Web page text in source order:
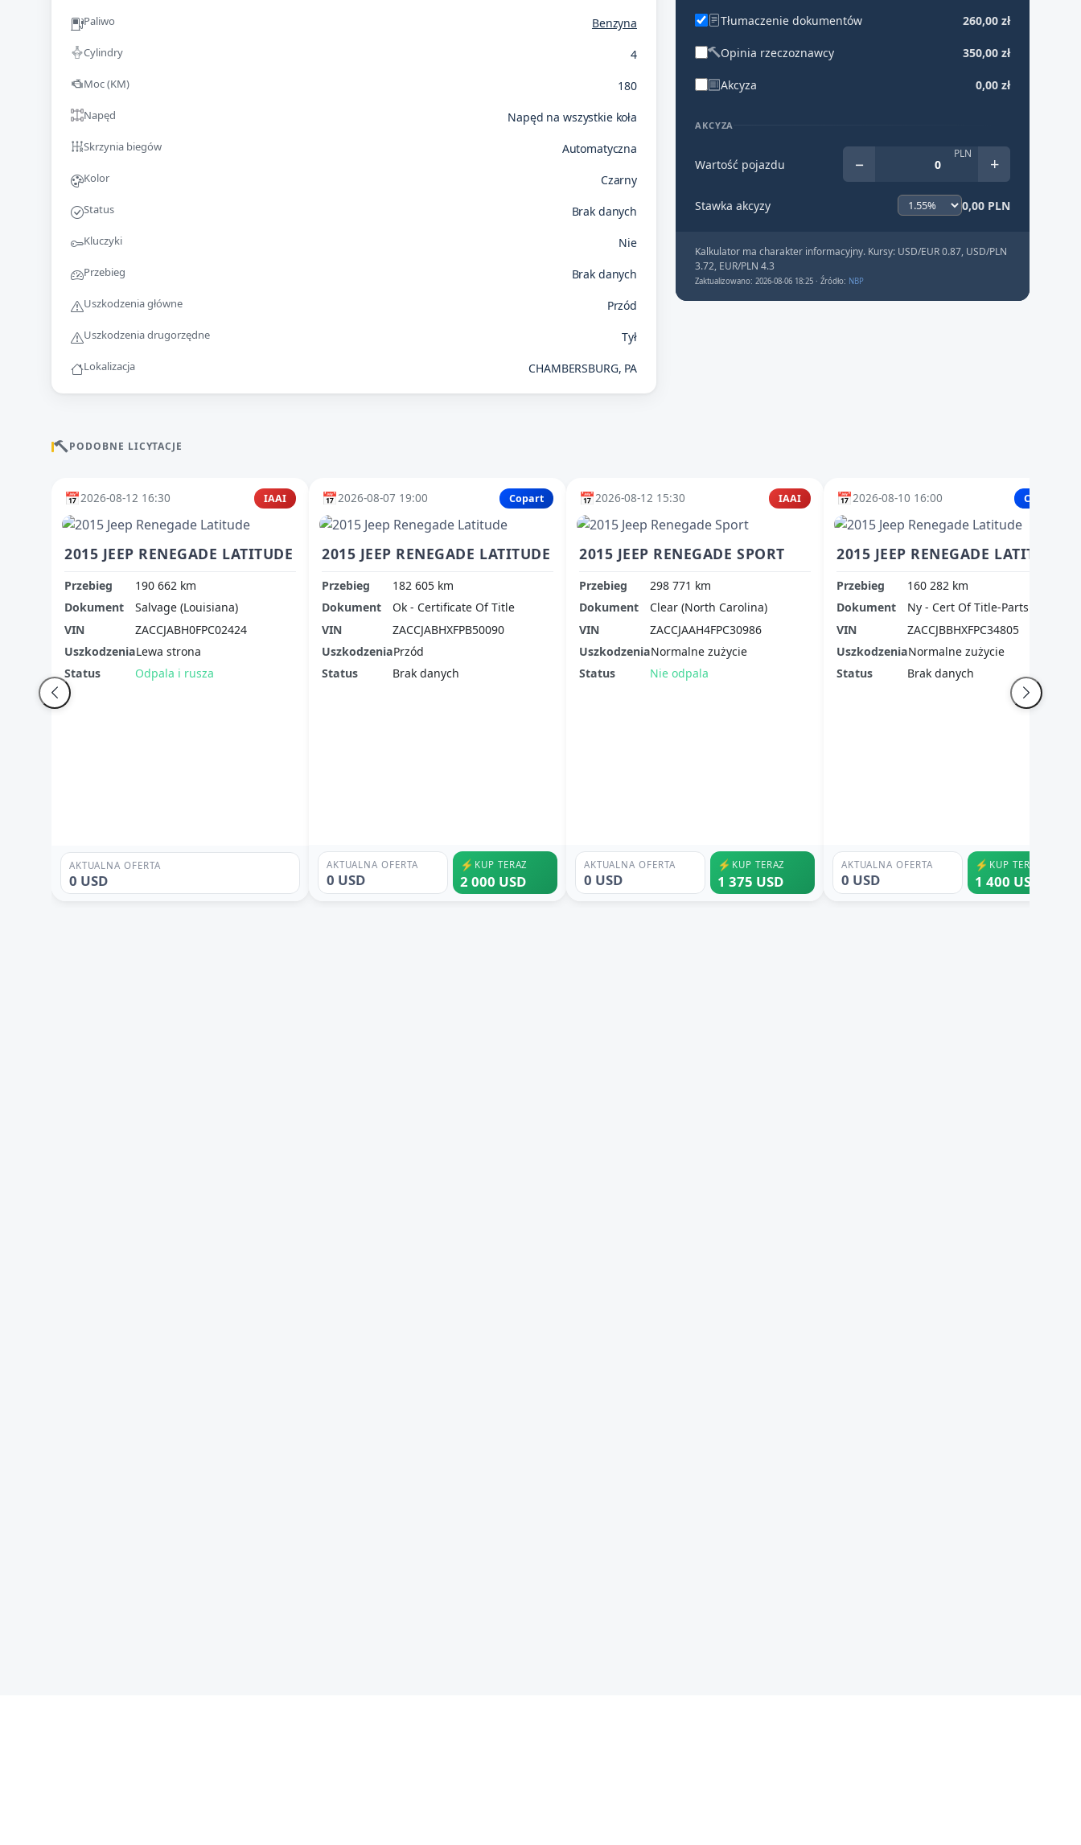
Paliwo Benzyna
Cylindry 4
Moc (KM) 180
Napęd Napęd na wszystkie koła
Skrzynia biegów Automatyczna
Kolor Czarny
Status Brak danych
Kluczyki Nie
Przebieg Brak danych
Uszkodzenia główne Przód
Uszkodzenia drugorzędne Tył
Lokalizacja CHAMBERSBURG, PA
Tłumaczenie dokumentów 260,00 zł
Opinia rzeczoznawcy 350,00 zł
Akcyza 0,00 zł
AKCYZA
Wartość pojazdu − PLN +
Stawka akcyzy 0,00 PLN
Kalkulator ma charakter informacyjny. Kursy: USD/EUR 0.87, USD/PLN
3.72, EUR/PLN 4.3
Zaktualizowano: 2026-08-06 18:25 · Źródło: NBP
PODOBNE LICYTACJE
📅2026-08-12 16:30 IAAI
2015 JEEP RENEGADE LATITUDE
Przebieg
190 662 km
Dokument
Salvage (Louisiana)
VIN
ZACCJABH0FPC02424
UszkodzeniaLewa strona
Status
Odpala i rusza
AKTUALNA OFERTA
0 USD
📅2026-08-07 19:00 Copart
2015 JEEP RENEGADE LATITUDE
Przebieg
182 605 km
Dokument
Ok - Certificate Of Title
VIN
ZACCJABHXFPB50090
UszkodzeniaPrzód
Status
Brak danych
AKTUALNA OFERTA
0 USD
⚡ KUP TERAZ
2 000 USD
📅2026-08-12 15:30 IAAI
2015 JEEP RENEGADE SPORT
Przebieg
298 771 km
Dokument
Clear (North Carolina)
VIN
ZACCJAAH4FPC30986
UszkodzeniaNormalne zużycie
Status
Nie odpala
AKTUALNA OFERTA
0 USD
⚡ KUP TERAZ
1 375 USD
📅2026-08-10 16:00 Copart
2015 JEEP RENEGADE LATITUDE
Przebieg
160 282 km
Dokument
Ny - Cert Of Title-Parts Only
VIN
ZACCJBBHXFPC34805
UszkodzeniaNormalne zużycie
Status
Brak danych
AKTUALNA OFERTA
0 USD
⚡ KUP TERAZ
1 400 USD